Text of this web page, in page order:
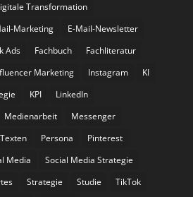
Transformation
Marketing
E-Mail-Newsletter
Ads Fachbuch
Fachliteratur
Marketing Instagram
KI
KPI
LinkedIn
Medienarbeit
Messenger
Persona
Pinterest
Media
Social Media Strategie
Strategie Studie
TikTok